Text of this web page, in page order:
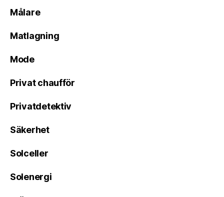
Målare
Matlagning
Mode
Privat chaufför
Privatdetektiv
Säkerhet
Solceller
Solenergi